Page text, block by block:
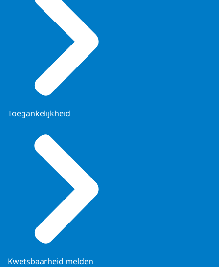
Toegankelijkheid
Kwetsbaarheid melden